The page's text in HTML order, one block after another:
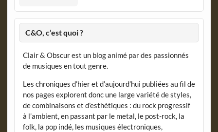
C&O, c’est quoi ?
Clair & Obscur est un blog animé par des passionnés
de musiques en tout genre.
Les chroniques d’hier et d’aujourd’hui publiées au fil de
nos pages explorent donc une large variété de styles,
de combinaisons et d’esthétiques : du rock progressif
à l’ambient, en passant par le metal, le post-rock, la
folk, la pop indé, les musiques électroniques,